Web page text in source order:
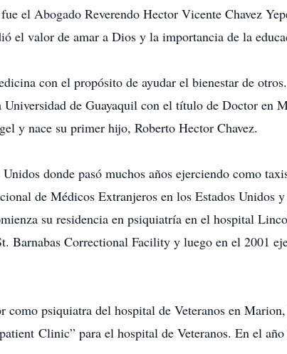
el Abogado Reverendo Hector Vicente Chavez
el valor de amar a Dios y la importancia de la
con el propósito de ayudar el bienestar de
Universidad de Guayaquil con el título de Doctor en
y nace su primer hijo, Roberto Hector Chavez.
donde pasó muchos años ejerciendo como
de Médicos Extranjeros en los Estados Unidos
su residencia en psiquiatría en el hospital
Barnabas Correctional Facility y luego en el 2001
como psiquiatra del hospital de Veteranos en
Clinic” para el hospital de Veteranos. En el